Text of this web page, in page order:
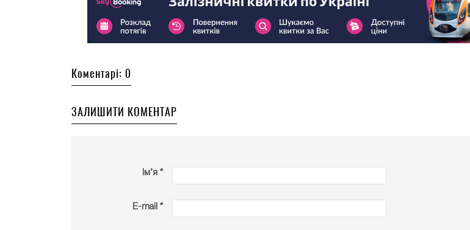
Коментарі: 0
ЗАЛИШИТИ КОМЕНТАР
Ім’я *
E-mail *